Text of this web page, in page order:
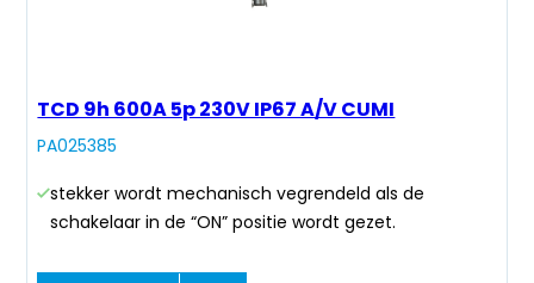
TCD 9h 600A 5p 230V IP67 A/V CUMI
PA025385
stekker wordt mechanisch vegrendeld als de
schakelaar in de “ON” positie wordt gezet.